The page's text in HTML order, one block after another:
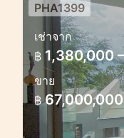
วิลล่าหรู 3
PHA1399
เช่าจาก
฿ 1,380,000
ขาย
฿ 67,000,000